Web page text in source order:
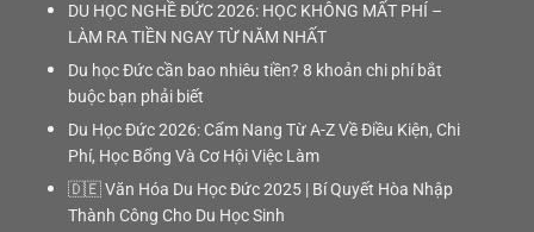
DU HỌC NGHỀ ĐỨC 2026: HỌC KHÔNG MẤT PHÍ –
LÀM RA TIỀN NGAY TỪ NĂM NHẤT
Du học Đức cần bao nhiêu tiền? 8 khoản chi phí bắt
buộc bạn phải biết
Du Học Đức 2026: Cẩm Nang Từ A-Z Về Điều Kiện, Chi
Phí, Học Bổng Và Cơ Hội Việc Làm
🇩🇪 Văn Hóa Du Học Đức 2025 | Bí Quyết Hòa Nhập
Thành Công Cho Du Học Sinh